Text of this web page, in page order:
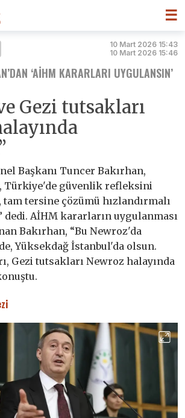
☰
10 Mart 2026 15:43
10 Mart 2026 15:46
‘AİHM KARARLARI UYGULANSIN’
Gezi tutsakları
Başkanı Tuncer Bakırhan,
Türkiye'de güvenlik refleksini
tersine çözümü hızlandırmalı
dedi. AİHM kararların uygulanması
Bakırhan, “Bu Newroz'da
Yüksekdağ İstanbul'da olsun.
Gezi tutsakları Newroz halayında